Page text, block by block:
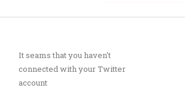
It seams that you haven't
connected with your Twitter
account